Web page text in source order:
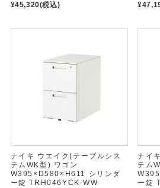
¥45,320(税込)
ナイキ ウエイク(テーブルシス
テムWK型) ワゴン
W395×D580×H611 シリンダ
ー錠 TRH046YCK-WW
ナイ
テム
ー錠